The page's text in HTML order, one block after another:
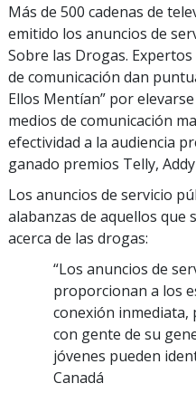
Más de 500 cadenas de
emitido los anuncios de
Sobre las Drogas.
de comunicación dan
Ellos Mentían” por
medios de comunicación
efectividad a la audiencia
ganado premios Telly,
Los anuncios de servicio
alabanzas de aquellos que
acerca de las drogas:
“Los anuncios de
proporcionan a los
conexión inmediata,
con gente de su
jóvenes pueden
Canadá